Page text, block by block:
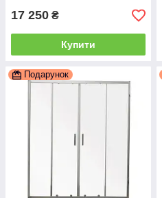
17 250 ₴
Купити
Подарунок